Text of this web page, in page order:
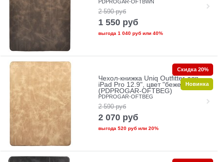
PDPROGAR-OFTBWN
2 590 руб
1 550 руб
выгода 1 040 рубили 40%
Чехол-книжка Uniq Outfitter для
iPad Pro 12.9", цвет "бежевый"
(PDPROGAR-OFTBEG)
PDPROGAR-OFTBEG
2 590 руб
2 070 руб
выгода 520 рубили 20%
Скидка 20%
Новинка